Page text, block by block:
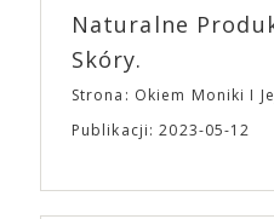
Naturalne
Skóry.
Strona: Okiem Moniki I
Publikacji: 2023-05-12